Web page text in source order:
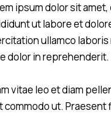
ipsum dolor sit
ut labore et
ullamco
dolor in
vitae leo et diam
commodo ut. Praesent